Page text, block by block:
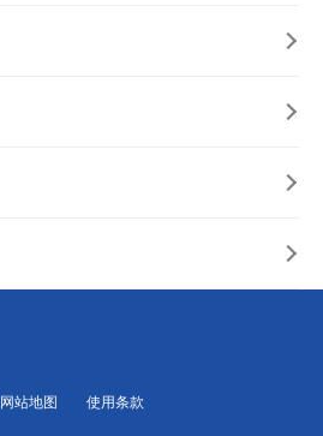
网站地图 使用条款